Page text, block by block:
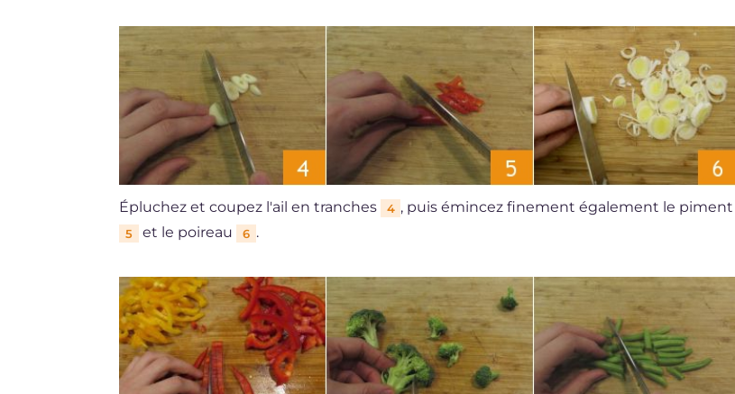
Épluchez et coupez l'ail en tranches 4 , puis émincez finement également le piment
5 et le poireau 6 .